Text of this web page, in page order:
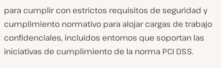
para cumplir con estrictos requisitos de seguridad y
cumplimiento normativo para alojar cargas de trabajo
confidenciales, incluidos entornos que soportan las
iniciativas de cumplimiento de la norma PCI DSS.